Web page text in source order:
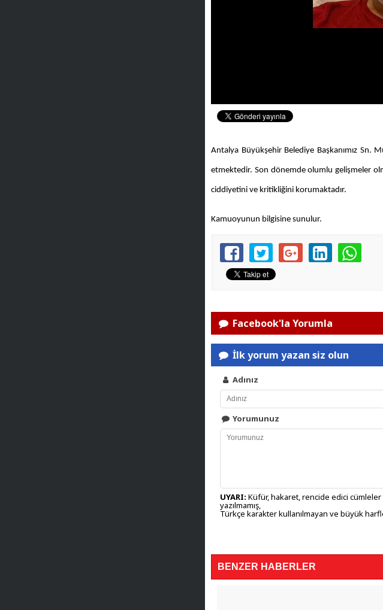
Antalya Büyükşehir Belediye Başkanımız Sn.
etmektedir. Son dönemde olumlu gelişmeler
ciddiyetini ve kritikliğini korumaktadır.
Kamuoyunun bilgisine sunulur.
Facebook'la Yorumla
İlk yorum yazan siz olun
Adınız
Yorumunuz
UYARI: Küfür, hakaret, rencide edici cümleler
yazılmamış,
Türkçe karakter kullanılmayan ve büyük
BENZER HABERLER